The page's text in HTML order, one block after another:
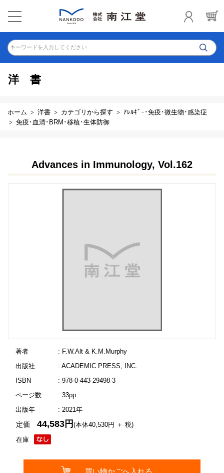
キーワードを入力してください
洋書
ホーム 洋書 カテゴリから探す
ｱﾚﾙｷﾞｰ･免疫･微生物･感染症
免疫･血清･BRM･移植･生体防御
Advances in Immunology, Vol.162
著者
: F.W.Alt & K.M.Murphy
出版社
: ACADEMIC PRESS, INC.
ISBN
: 978-0-443-29498-3
ページ数
: 33pp.
出版年
: 2021年
在庫
定価44,583円(本体40,530円 ＋ 税)